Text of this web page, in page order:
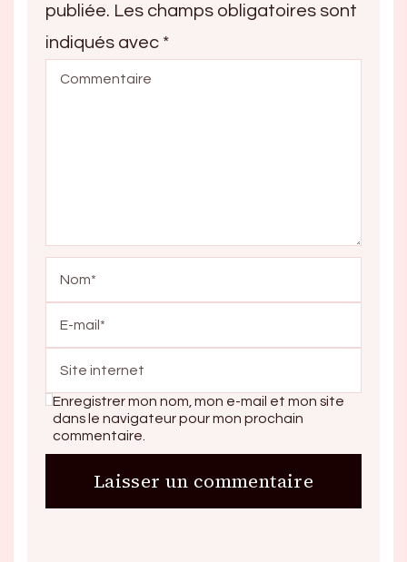
publiée. Les champs obligatoires sont
indiqués avec *
Enregistrer mon nom, mon e-mail et mon site
dans le navigateur pour mon prochain
commentaire.